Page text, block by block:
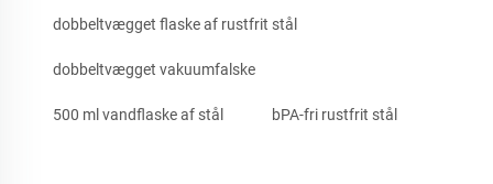
dobbeltvægget flaske af rustfrit stål
dobbeltvægget vakuumfalske
500 ml vandflaske af stål bPA-fri rustfrit stål